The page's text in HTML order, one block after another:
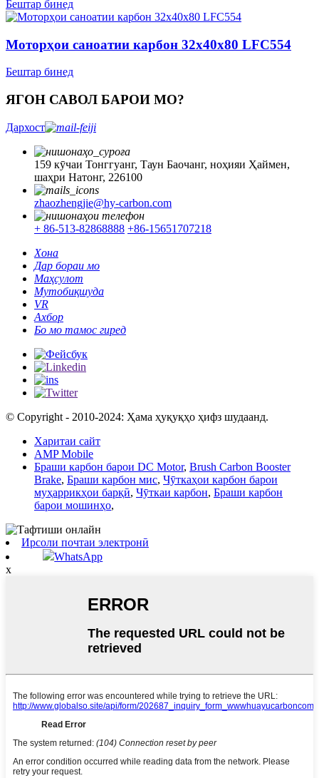
Бештар бинед
Моторҳои саноатии карбон 32x40x80 LFC554
Бештар бинед
ЯГОН САВОЛ БАРОИ МО?
Дархост
159 кӯчаи Тонггуанг, Таун Баочанг, ноҳияи Ҳаймен,
шаҳри Натонг, 226100
zhaozhengjie@hy-carbon.com
+ 86-513-82868888 +86-15651707218
Хона
Дар бораи мо
Маҳсулот
Мутобиқшуда
VR
Ахбор
Бо мо тамос гиред
© Copyright - 2010-2024: Ҳама ҳуқуқҳо ҳифз шудаанд.
Харитаи сайт
AMP Mobile
Браши карбон барои DC Motor, Brush Carbon Booster
Brake, Браши карбон мис, Чӯткаҳои карбон барои
муҳаррикҳои барқӣ, Чӯткаи карбон, Браши карбон
барои мошинҳо,
Ирсоли почтаи электронӣ
WhatsApp
x